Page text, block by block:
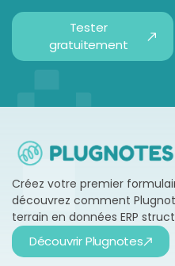
Tester
gratuitement
Créez votre premier
découvrez comment
terrain en données ERP
Découvrir Plugnotes